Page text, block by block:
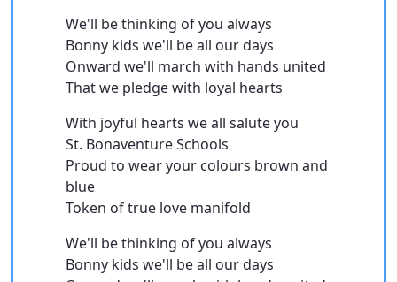
We'll be thinking of you always
Bonny kids we'll be all our days
Onward we'll march with hands united
That we pledge with loyal hearts
With joyful hearts we all salute you
St. Bonaventure Schools
Proud to wear your colours brown and
blue
Token of true love manifold
We'll be thinking of you always
Bonny kids we'll be all our days